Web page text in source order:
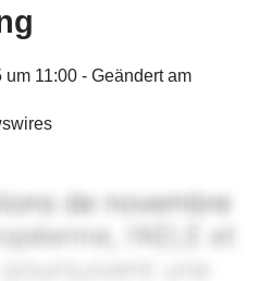
11:00 - Geändert am